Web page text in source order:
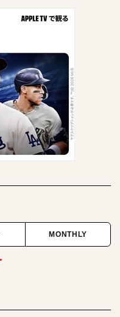
MONTHLY